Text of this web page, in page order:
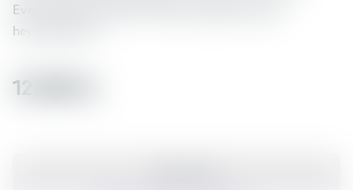
Evolve2 65 heyrnatólin, Hleður og passar upp á
heyrnatólin þín.
12.990 kr